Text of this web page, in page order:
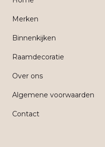
Merken
Binnenkijken
Raamdecoratie
Over ons
Algemene voorwaarden
Contact